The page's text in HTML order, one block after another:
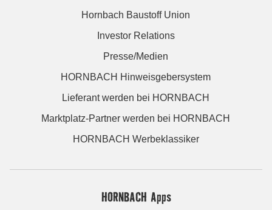
Hornbach Baustoff Union
Investor Relations
Presse/Medien
HORNBACH Hinweisgebersystem
Lieferant werden bei HORNBACH
Marktplatz-Partner werden bei HORNBACH
HORNBACH Werbeklassiker
HORNBACH Apps